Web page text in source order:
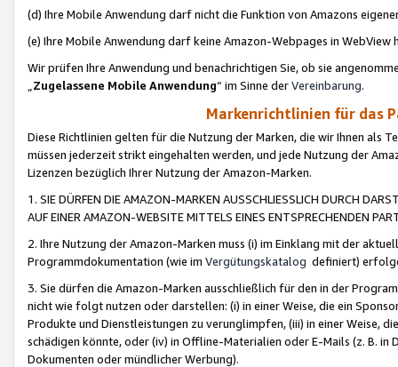
(d) Ihre Mobile Anwendung darf nicht die Funktion von Amazons
(e) Ihre Mobile Anwendung darf keine Amazon-Webpages in WebView
Wir prüfen Ihre Anwendung und benachrichtigen Sie, ob sie
„Zugelassene Mobile Anwendung“ im Sinne derVereinbarung.
Markenrichtlinien für das
Diese Richtlinien gelten für die Nutzung der Marken, die wir Ihnen als
müssen jederzeit strikt eingehalten werden, und jede Nutzung der
Lizenzen bezüglich Ihrer Nutzung der Amazon-Marken.
1. SIE DÜRFEN DIE AMAZON-MARKEN AUSSCHLIESSLICH DURCH
AUF EINER AMAZON-WEBSITE MITTELS EINES ENTSPRECHENDEN
2. Ihre Nutzung der Amazon-Marken muss (i) im Einklang mit der
Programmdokumentation (wie im Vergütungskatalog definiert)
3. Sie dürfen die Amazon-Marken ausschließlich für den in der
nicht wie folgt nutzen oder darstellen: (i) in einer Weise, die ein
Produkte und Dienstleistungen zu verunglimpfen, (iii) in einer Weise,
schädigen könnte, oder (iv) in Offline-Materialien oder E-Mails (z. B. in
Dokumenten oder mündlicher Werbung).